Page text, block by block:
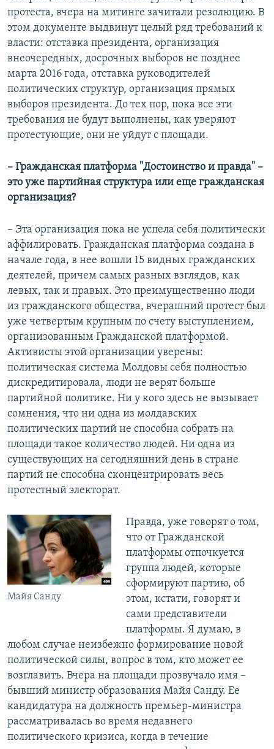
протеста, вчера на митинге зачитали резолюцию. В
этом документе выдвинут целый ряд требований к
власти: отставка президента, организация
внеочередных, досрочных выборов не позднее
марта 2016 года, отставка руководителей
политических структур, организация прямых
выборов президента. До тех пор, пока все эти
требования не будут выполнены, как уверяют
протестующие, они не уйдут с площади.
– Гражданская платформа "Достоинство и правда" –
это уже партийная структура или еще гражданская
организация?
– Эта организация пока не успела себя политически
аффилировать. Гражданская платформа создана в
начале года, в нее вошли 15 видных гражданских
деятелей, причем самых разных взглядов, как
левых, так и правых. Это преимущественно люди
из гражданского общества, вчерашний протест был
уже четвертым крупным по счету выступлением,
организованным Гражданской платформой.
Активисты этой организации уверены:
политическая система Молдовы себя полностью
дискредитировала, люди не верят больше
партийной политике. Ни у кого здесь не вызывает
сомнения, что ни одна из молдавских
политических партий не способна собрать на
площади такое количество людей. Ни одна из
существующих на сегодняшний день в стране
партий не способна сконцентрировать весь
протестный электорат.
Майя Санду
Правда, уже говорят о том,
что от Гражданской
платформы отпочкуется
группа людей, которые
сформируют партию, об
этом, кстати, говорят и
сами представители
платформы. Я думаю, в
любом случае неизбежно формирование новой
политической силы, вопрос в том, кто может ее
возглавить. Вчера на площади прозвучало имя –
бывший министр образования Майя Санду. Ее
кандидатура на должность премьер-министра
рассматривалась во время недавнего
политического кризиса, когда в течение